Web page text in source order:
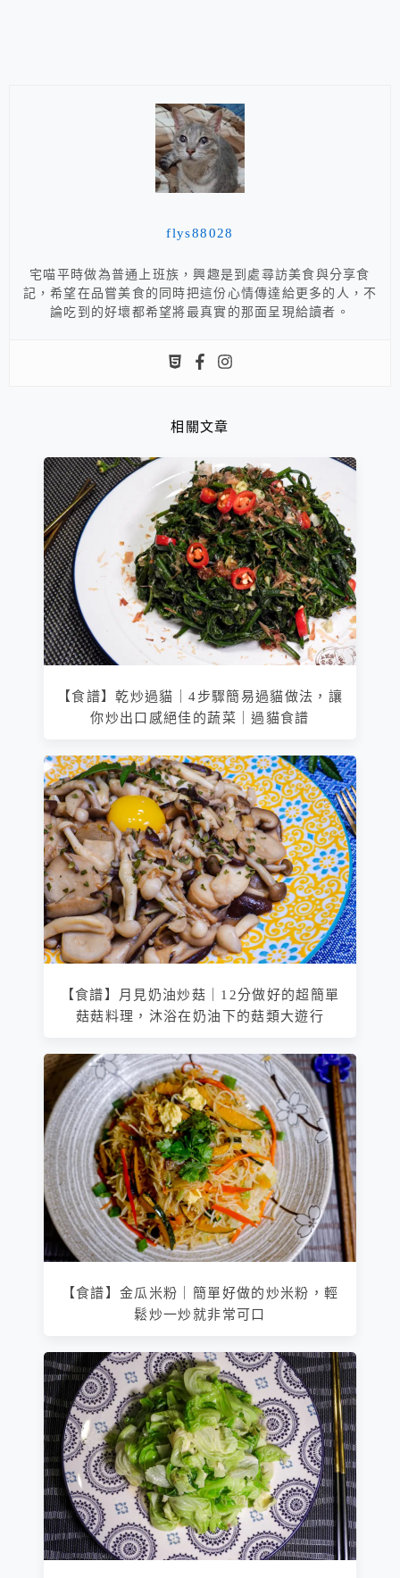
flys88028
宅喵平時做為普通上班族，興趣是到處尋訪美食與分享食
記，希望在品嘗美食的同時把這份心情傳達給更多的人，不
論吃到的好壞都希望將最真實的那面呈現給讀者。
相關文章
【食譜】乾炒過貓｜4步驟簡易過貓做法，讓
你炒出口感絕佳的蔬菜｜過貓食譜
【食譜】月見奶油炒菇｜12分做好的超簡單
菇菇料理，沐浴在奶油下的菇類大遊行
【食譜】金瓜米粉｜簡單好做的炒米粉，輕
鬆炒一炒就非常可口